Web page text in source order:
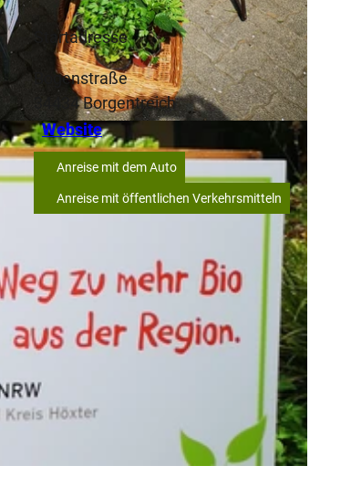
Startadresse
Bogenstraße
34434Borgentreich
Website
Anreise mit dem Auto
Anreise mit öffentlichen Verkehrsmitteln